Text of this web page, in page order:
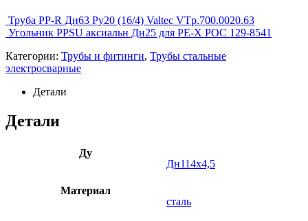
Труба PP-R Дн63 Ру20 (16/4) Valtec VTp.700.0020.63
Угольник PPSU аксиальн Дн25 для PE-Х РОС 129-8541
Категории: Трубы и фитинги, Трубы стальные
электросварные
Детали
Детали
Ду
Дн114х4,5
Материал
сталь